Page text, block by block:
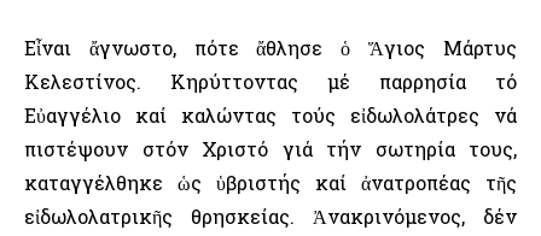
Εἶναι ἄγνωστο, πότε ἄθλησε ὁ Ἅγιος Μάρτυς
Κελεστίνος. Κηρύττοντας μέ παρρησία τό
Εὐαγγέλιο καί καλώντας τούς εἰδωλολάτρες νά
πιστέψουν στόν Χριστό γιά τήν σωτηρία τους,
καταγγέλθηκε ὡς ὑβριστής καί ἀνατροπέας τῆς
εἰδωλολατρικῆς θρησκείας. Ἀνακρινόμενος, δέν